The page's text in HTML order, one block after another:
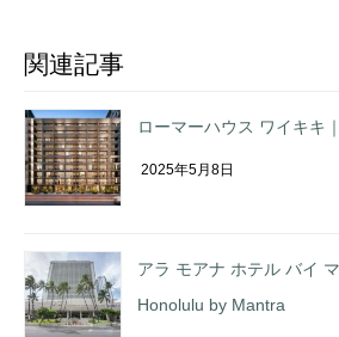
関連記事
ローマーハウス ワイキキ
2025年5月8日
アラ モアナ ホテル バイ
Honolulu by Mantra